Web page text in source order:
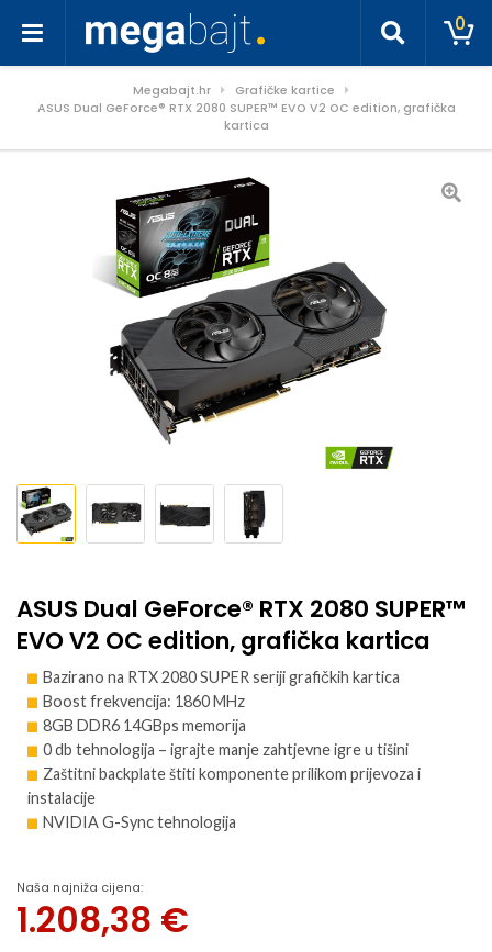
0
Megabajt.hr
Grafičke kartice
ASUS Dual GeForce® RTX 2080 SUPER™ EVO V2 OC edition, grafička
kartica
ASUS Dual GeForce® RTX 2080 SUPER™
EVO V2 OC edition, grafička kartica
Bazirano na RTX 2080 SUPER seriji grafičkih kartica
Boost frekvencija: 1860 MHz
8GB DDR6 14GBps memorija
0 db tehnologija – igrajte manje zahtjevne igre u tišini
Zaštitni backplate štiti komponente prilikom prijevoza i
instalacije
NVIDIA G-Sync tehnologija
Naša najniža cijena:
1.208,38 €